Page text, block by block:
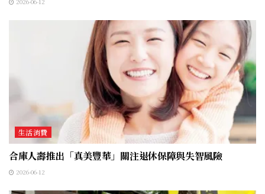
生活消費
合庫人壽推出「真美豐華」關注退休保障與失智風險
2026-06-12